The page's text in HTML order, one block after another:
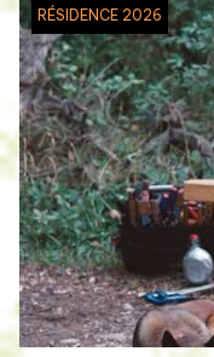
RÉSIDENCE 2026